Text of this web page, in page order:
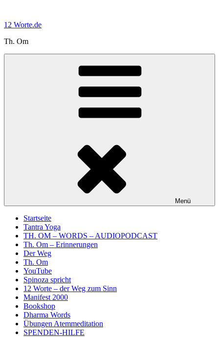
springen
12 Worte.de
Th. Om
Menü
Startseite
Tantra Yoga
TH. OM – WORDS – AUDIOPODCAST
Th. Om – Erinnerungen
Der Weg
Th. Om
YouTube
Spinoza spricht
12 Worte – der Weg zum Sinn
Manifest 2000
Bookshop
Dharma Words
Übungen Atemmeditation
SPENDEN-HILFE